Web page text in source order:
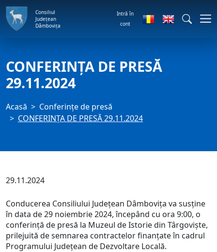
Consiliul
Județean
Dâmbovița
Intră în
cont
CONFERINȚA DE PRESĂ
29.11.2024
Acasă
Conferințe de presă
CONFERINȚA DE PRESĂ 29.11.2024
29.11.2024
Conducerea Consiliului Județean Dâmbovița va susține
în data de 29 noiembrie 2024, începând cu ora 9:00, o
conferință de presă la Muzeul de Istorie din Târgoviște,
prilejuită de semnarea contractelor finanțate în cadrul
Programului Județean de Dezvoltare Locală.